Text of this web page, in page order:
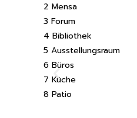
2 Mensa
3 Forum
4 Bibliothek
5 Ausstellungsraum
6 Büros
7 Küche
8 Patio